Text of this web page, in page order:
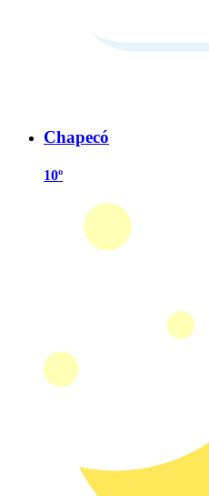
Chapecó
10º